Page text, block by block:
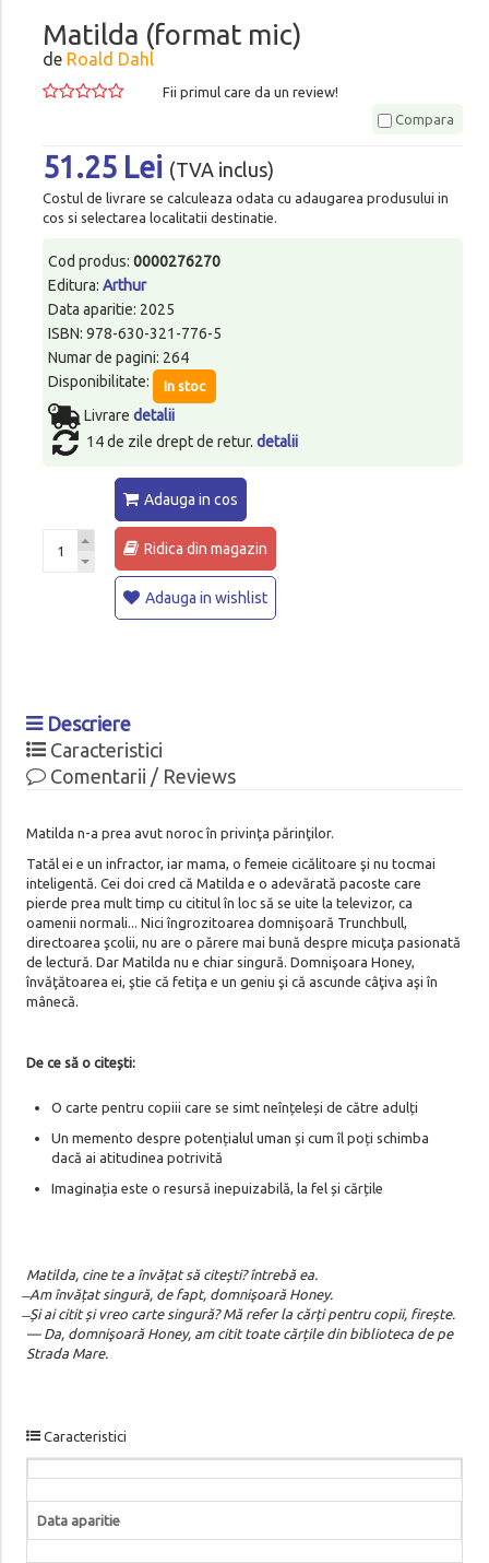
Matilda (format mic)
de Roald Dahl
Fii primul care da un review!
Compara
51.25 Lei (TVA inclus)
Costul de livrare se calculeaza odata cu adaugarea produsului in
cos si selectarea localitatii destinatie.
Cod produs: 0000276270
Editura: Arthur
Data aparitie: 2025
ISBN: 978-630-321-776-5
Numar de pagini: 264
Disponibilitate:
In stoc
Livrare detalii
14 de zile drept de retur. detalii
Adauga in cos
Ridica din magazin
Adauga in wishlist
Descriere
Caracteristici
Comentarii / Reviews
Matilda n-a prea avut noroc în privinţa părinţilor.
Tatăl ei e un infractor, iar mama, o femeie cicălitoare şi nu tocmai
inteligentă. Cei doi cred că Matilda e o adevărată pacoste care
pierde prea mult timp cu cititul în loc să se uite la televizor, ca
oamenii normali... Nici îngrozitoarea domnişoară Trunchbull,
directoarea şcolii, nu are o părere mai bună despre micuţa pasionată
de lectură. Dar Matilda nu e chiar singură. Domnişoara Honey,
învăţătoarea ei, ştie că fetiţa e un geniu şi că ascunde câţiva aşi în
mânecă.
De ce să o citești:
O carte pentru copiii care se simt neînțeleși de către adulți
Un memento despre potențialul uman și cum îl poți schimba
dacă ai atitudinea potrivită
Imaginația este o resursă inepuizabilă, la fel și cărțile
Matilda, cine te a învățat să citești? întrebă ea.
̶ Am învățat singură, de fapt, domnişoară Honey.
̶ Și ai citit și vreo carte singură? Mă refer la cărți pentru copii, firește.
— Da, domnişoară Honey, am citit toate cărțile din biblioteca de pe
Strada Mare.
Caracteristici
Data aparitie